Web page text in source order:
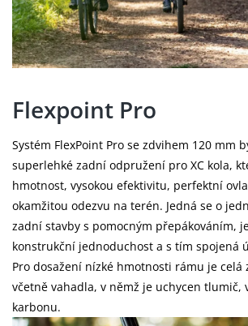
Flexpoint Pro
Systém FlexPoint Pro se zdvihem 120 mm
superlehké zadní odpružení pro XC kola,
hmotnost, vysokou efektivitu, perfektní
okamžitou odezvu na terén. Jedná se o
zadní stavby s pomocným přepákováním,
konstrukční jednoduchost a s tím spojená
Pro dosažení nízké hmotnosti rámu je celá
včetně vahadla, v němž je uchycen tlumič,
karbonu.